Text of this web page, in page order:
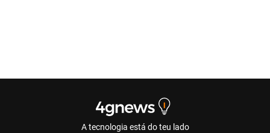
A tecnologia está do teu lado